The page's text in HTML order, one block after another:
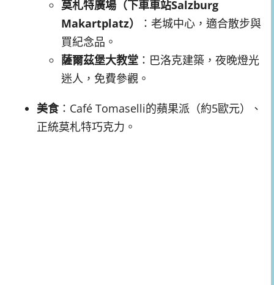
莫札特廣場（下車車站Salzburg
Makartplatz）
：老城中心，適合散步與
買紀念品。
薩爾茲堡大教堂 ：巴洛克建築，夜晚燈光
迷人，免費參觀。
美食：Café Tomaselli的蘋果派（約5歐元）、
正統莫札特巧克力。